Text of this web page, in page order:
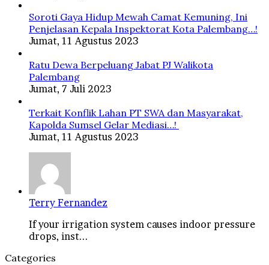
Soroti Gaya Hidup Mewah Camat Kemuning, Ini
Penjelasan Kepala Inspektorat Kota Palembang…!
Jumat, 11 Agustus 2023
Ratu Dewa Berpeluang Jabat PJ Walikota
Palembang
Jumat, 7 Juli 2023
Terkait Konflik Lahan PT SWA dan Masyarakat,
Kapolda Sumsel Gelar Mediasi…!
Jumat, 11 Agustus 2023
Terry Fernandez
If your irrigation system causes indoor pressure
drops, inst...
Categories